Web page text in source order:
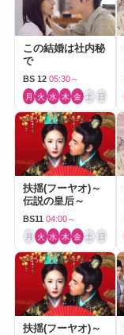
この結婚は社内秘
で
BS 12 05:30～
月 火 水 木 金 土 日
扶揺(フーヤオ)～
伝説の皇后～
BS11 04:00～
月 火 水 木 金 土 日
扶揺(フーヤオ)～